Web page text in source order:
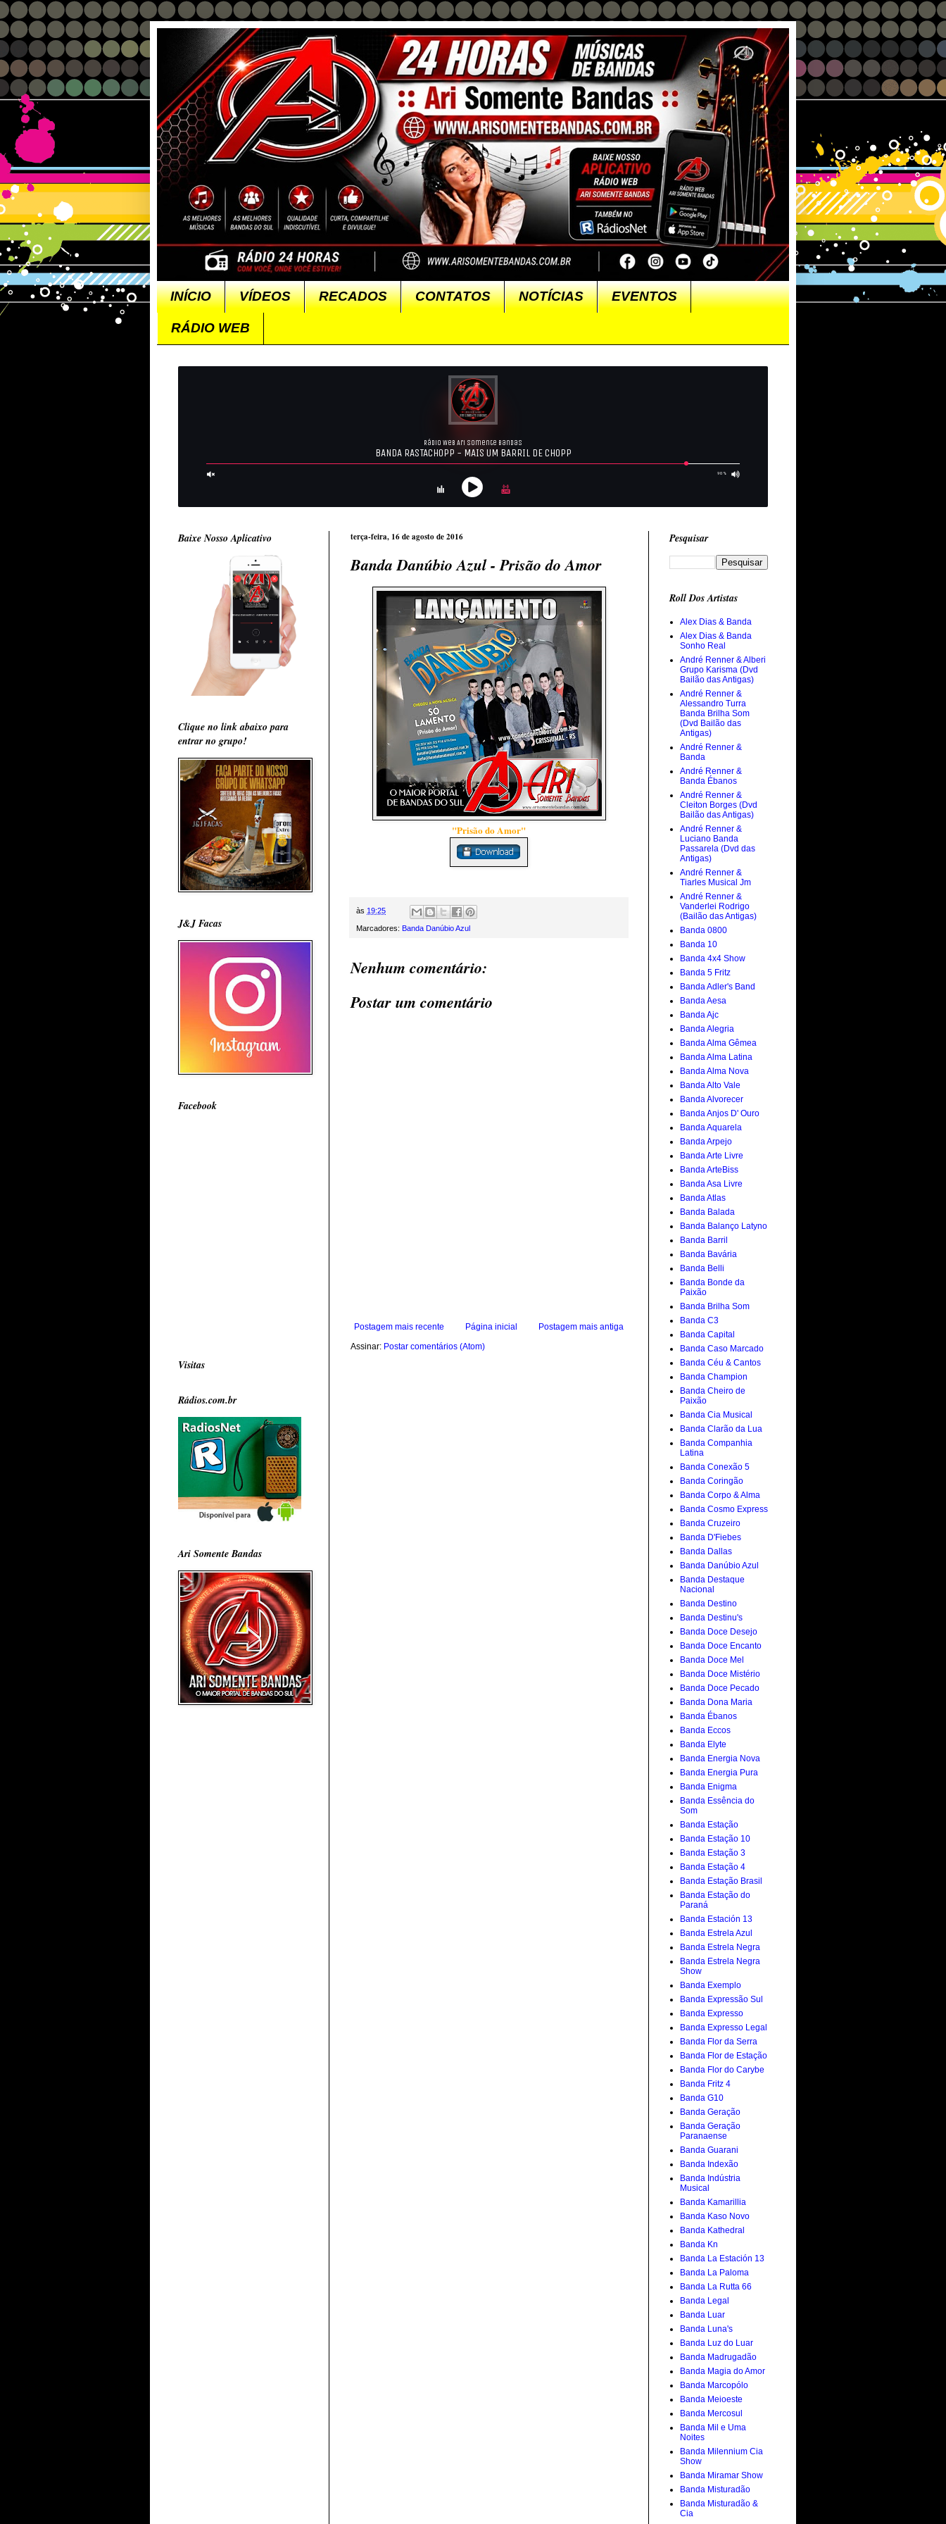
INÍCIO VÍDEOS RECADOS CONTATOS NOTÍCIAS EVENTOS
RÁDIO WEB
terça-feira, 16 de agosto de 2016
Banda Danúbio Azul - Prisão do Amor
"Prisão do Amor"
às 19:25
Marcadores: Banda Danúbio Azul
Nenhum comentário:
Postar um comentário
Postagem mais recente Postagem mais antiga
Página inicial
Assinar: Postar comentários (Atom)
Baixe Nosso Aplicativo
Clique no link abaixo para
entrar no grupo!
J&J Facas
Facebook
Visitas
Rádios.com.br
Ari Somente Bandas
Pesquisar
Roll Dos Artistas
Alex Dias & Banda
Alex Dias & Banda
Sonho Real
André Renner & Alberi
Grupo Karisma (Dvd
Bailão das Antigas)
André Renner &
Alessandro Turra
Banda Brilha Som
(Dvd Bailão das
Antigas)
André Renner &
Banda
André Renner &
Banda Ébanos
André Renner &
Cleiton Borges (Dvd
Bailão das Antigas)
André Renner &
Luciano Banda
Passarela (Dvd das
Antigas)
André Renner &
Tiarles Musical Jm
André Renner &
Vanderlei Rodrigo
(Bailão das Antigas)
Banda 0800
Banda 10
Banda 4x4 Show
Banda 5 Fritz
Banda Adler's Band
Banda Aesa
Banda Ajc
Banda Alegria
Banda Alma Gêmea
Banda Alma Latina
Banda Alma Nova
Banda Alto Vale
Banda Alvorecer
Banda Anjos D' Ouro
Banda Aquarela
Banda Arpejo
Banda Arte Livre
Banda ArteBiss
Banda Asa Livre
Banda Atlas
Banda Balada
Banda Balanço Latyno
Banda Barril
Banda Bavária
Banda Belli
Banda Bonde da
Paixão
Banda Brilha Som
Banda C3
Banda Capital
Banda Caso Marcado
Banda Céu & Cantos
Banda Champion
Banda Cheiro de
Paixão
Banda Cia Musical
Banda Clarão da Lua
Banda Companhia
Latina
Banda Conexão 5
Banda Coringão
Banda Corpo & Alma
Banda Cosmo Express
Banda Cruzeiro
Banda D'Fiebes
Banda Dallas
Banda Danúbio Azul
Banda Destaque
Nacional
Banda Destino
Banda Destinu's
Banda Doce Desejo
Banda Doce Encanto
Banda Doce Mel
Banda Doce Mistério
Banda Doce Pecado
Banda Dona Maria
Banda Ébanos
Banda Eccos
Banda Elyte
Banda Energia Nova
Banda Energia Pura
Banda Enigma
Banda Essência do
Som
Banda Estação
Banda Estação 10
Banda Estação 3
Banda Estação 4
Banda Estação Brasil
Banda Estação do
Paraná
Banda Estación 13
Banda Estrela Azul
Banda Estrela Negra
Banda Estrela Negra
Show
Banda Exemplo
Banda Expressão Sul
Banda Expresso
Banda Expresso Legal
Banda Flor da Serra
Banda Flor de Estação
Banda Flor do Carybe
Banda Fritz 4
Banda G10
Banda Geração
Banda Geração
Paranaense
Banda Guarani
Banda Indexão
Banda Indústria
Musical
Banda Kamarillia
Banda Kaso Novo
Banda Kathedral
Banda Kn
Banda La Estación 13
Banda La Paloma
Banda La Rutta 66
Banda Legal
Banda Luar
Banda Luna's
Banda Luz do Luar
Banda Madrugadão
Banda Magia do Amor
Banda Marcopólo
Banda Meioeste
Banda Mercosul
Banda Mil e Uma
Noites
Banda Milennium Cia
Show
Banda Miramar Show
Banda Misturadão
Banda Misturadão &
Cia